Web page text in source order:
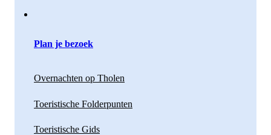
Plan je bezoek
Overnachten op Tholen
Toeristische Folderpunten
Toeristische Gids